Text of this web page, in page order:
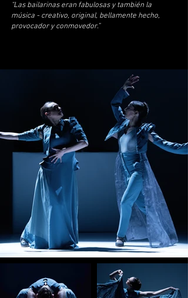
“Las bailarinas eran fabulosas y también la
música - creativo, original, bellamente hecho,
provocador y conmovedor.”